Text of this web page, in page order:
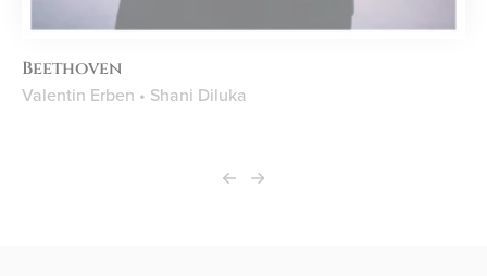
Beethoven
Valentin Erben • Shani Diluka